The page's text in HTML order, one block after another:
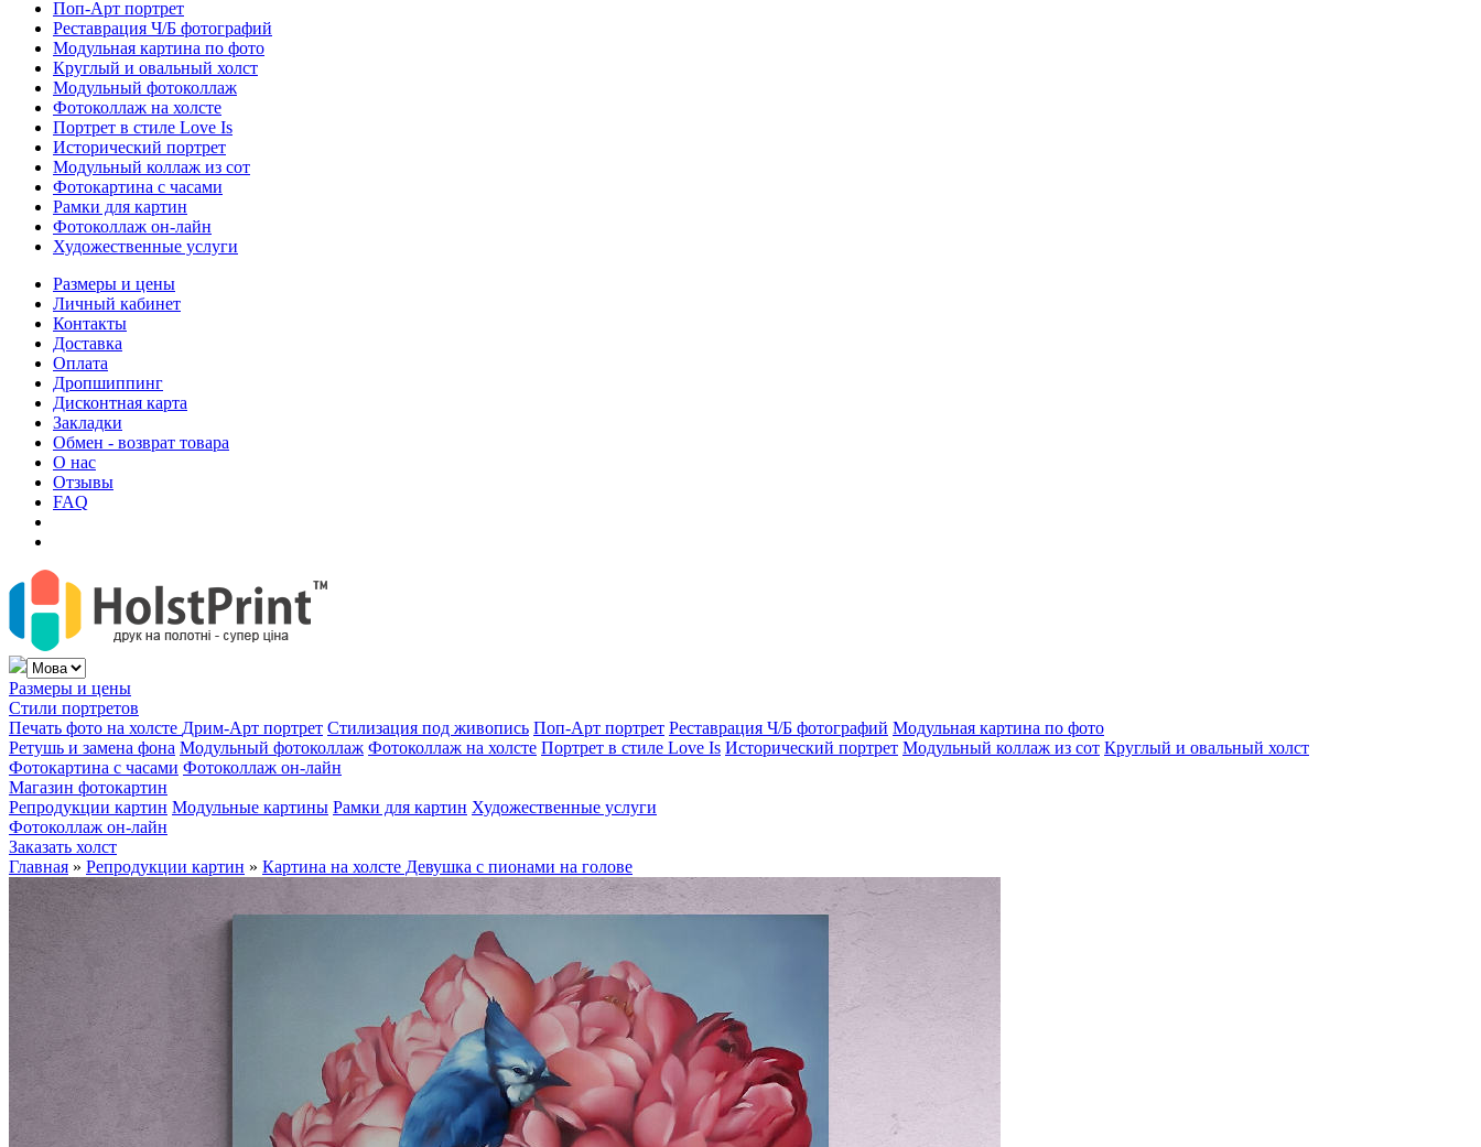
Поп-Арт портрет
Реставрация Ч/Б фотографий
Модульная картина по фото
Круглый и овальный холст
Модульный фотоколлаж
Фотоколлаж на холсте
Портрет в стиле Love Is
Исторический портрет
Модульный коллаж из сот
Фотокартина с часами
Рамки для картин
Фотоколлаж он-лайн
Художественные услуги
Размеры и цены
Личный кабинет
Контакты
Доставка
Оплата
Дропшиппинг
Дисконтная карта
Закладки
Обмен - возврат товара
О нас
Отзывы
FAQ
Размеры и цены
Стили портретов
Печать фото на холсте Дрим-Арт портрет Стилизация под живопись Поп-Арт портрет Реставрация Ч/Б фотографий Модульная картина по фото
Ретушь и замена фона Модульный фотоколлаж Фотоколлаж на холсте Портрет в стиле Love Is Исторический портрет Модульный коллаж из сот Круглый и овальный холст
Фотокартина с часами Фотоколлаж он-лайн
Магазин фотокартин
Репродукции картин Модульные картины Рамки для картин Художественные услуги
Фотоколлаж он-лайн
Заказать холст
Главная » Репродукции картин » Картина на холсте Девушка с пионами на голове